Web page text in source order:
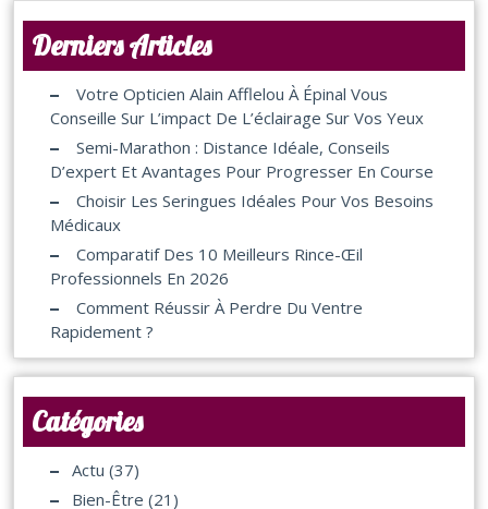
Derniers Articles
Votre Opticien Alain Afflelou À Épinal Vous
Conseille Sur L’impact De L’éclairage Sur Vos Yeux
Semi-Marathon : Distance Idéale, Conseils
D’expert Et Avantages Pour Progresser En Course
Choisir Les Seringues Idéales Pour Vos Besoins
Médicaux
Comparatif Des 10 Meilleurs Rince-Œil
Professionnels En 2026
Comment Réussir À Perdre Du Ventre
Rapidement ?
Catégories
Actu (37)
Bien-Être (21)